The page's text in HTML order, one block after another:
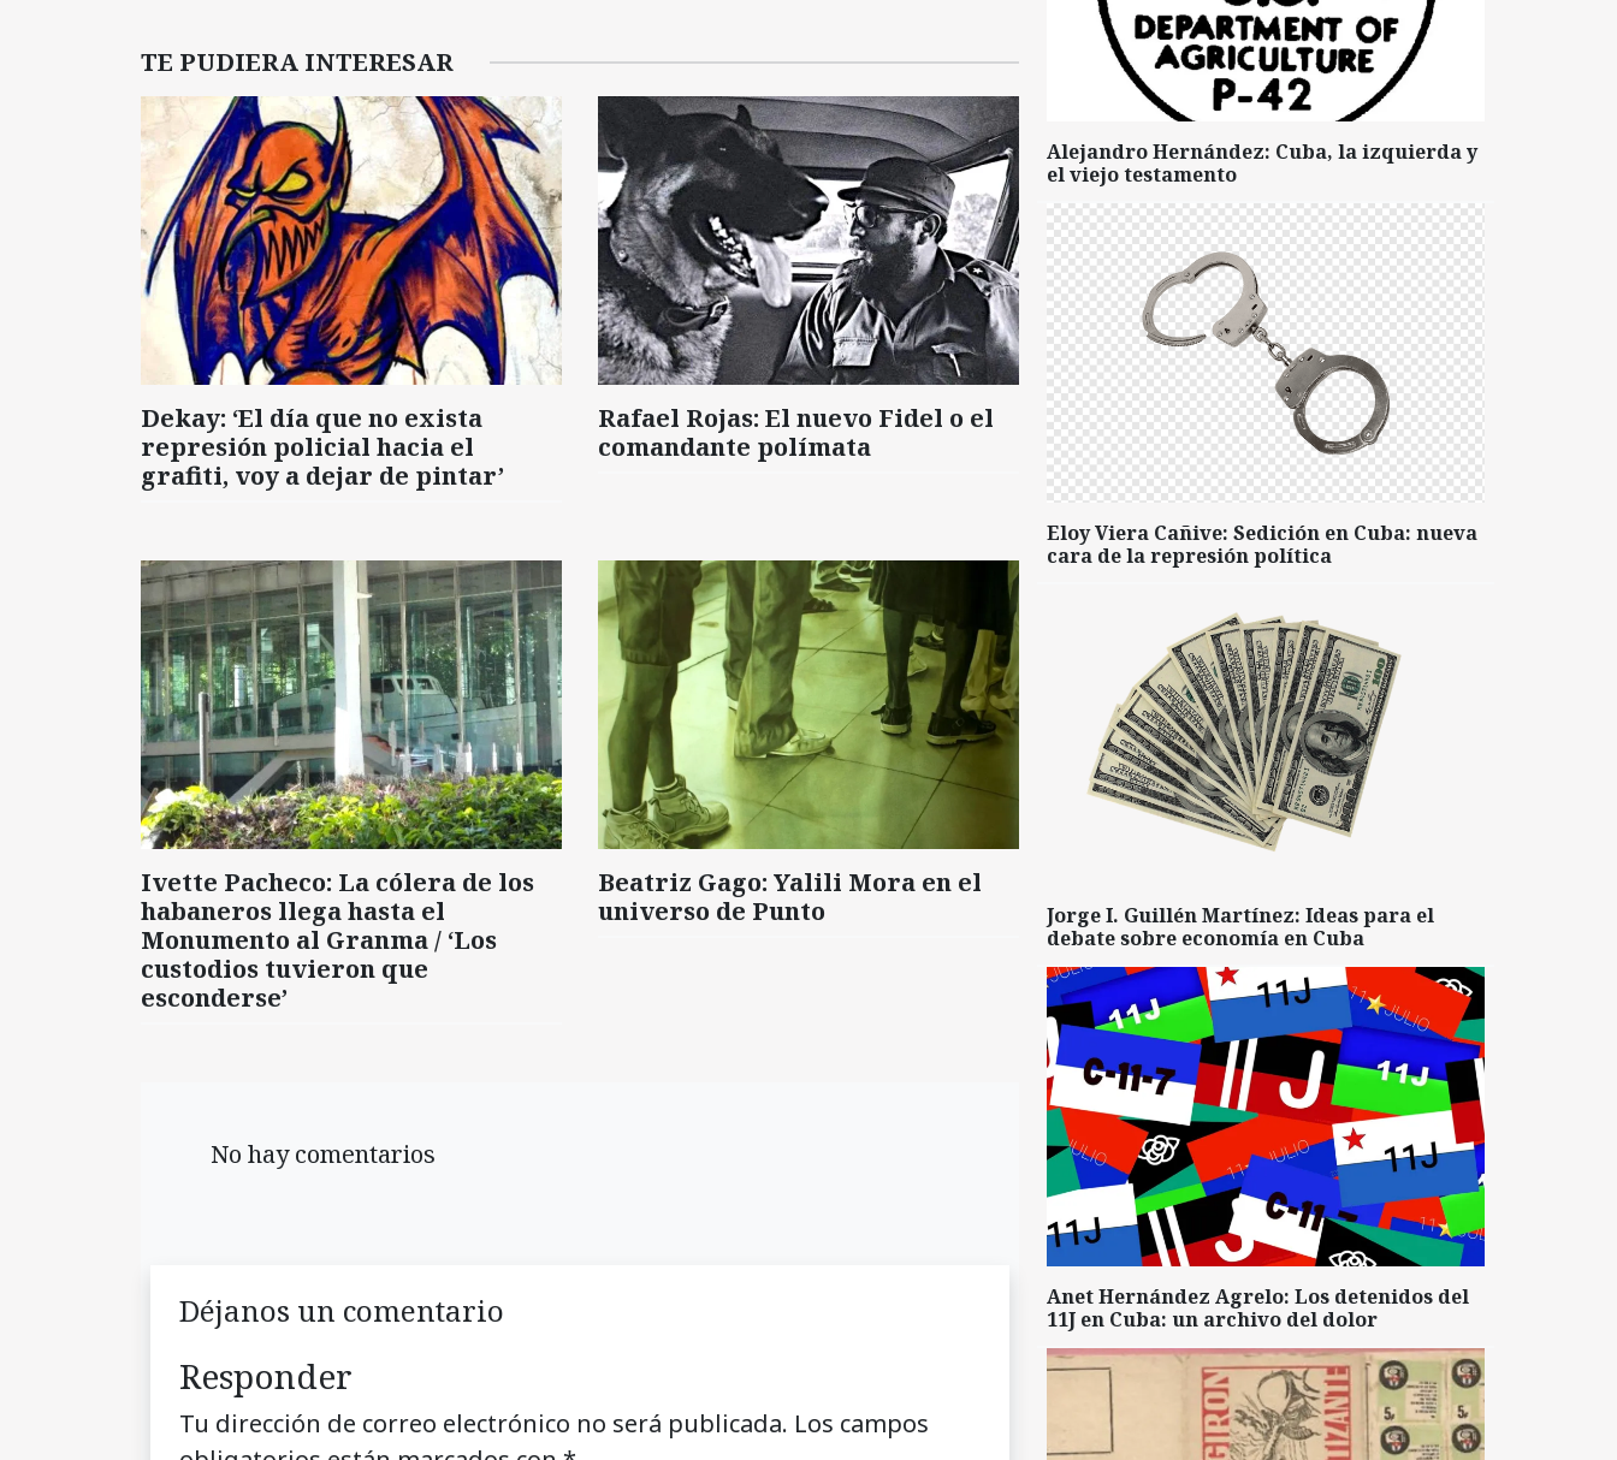
TE PUDIERA INTERESAR
Dekay: ‘El día que no exista
represión policial hacia el
grafiti, voy a dejar de pintar’
Rafael Rojas: El nuevo Fidel o el
comandante polímata
Ivette Pacheco: La cólera de los
habaneros llega hasta el
Monumento al Granma / ‘Los
custodios tuvieron que
esconderse’
Beatriz Gago: Yalili Mora en el
universo de Punto
No hay comentarios
Déjanos un comentario
Responder
Tu dirección de correo electrónico no será publicada. Los campos
Alejandro Hernández: Cuba, la izquierda y
el viejo testamento
Eloy Viera Cañive: Sedición en Cuba: nueva
cara de la represión política
Jorge I. Guillén Martínez: Ideas para el
debate sobre economía en Cuba
Anet Hernández Agrelo: Los detenidos del
11J en Cuba: un archivo del dolor